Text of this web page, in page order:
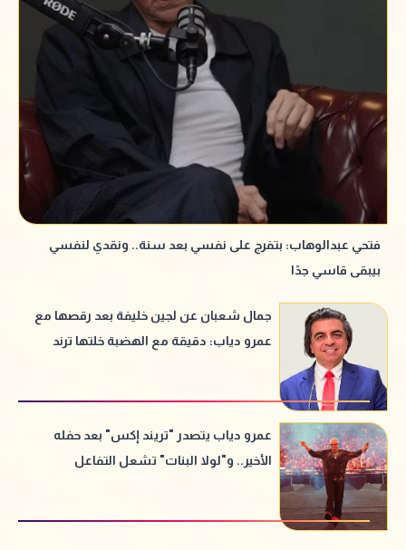
فتحي عبدالوهاب: بتفرج على نفسي بعد سنة.. ونقدي لنفسي
بيبقى قاسي جدًا
جمال شعبان عن لجين خليفة بعد رقصها مع
عمرو دياب: دقيقة مع الهضبة خلتها ترند
عمرو دياب يتصدر "تريند إكس" بعد حفله
الأخير.. و"لولا البنات" تشعل التفاعل